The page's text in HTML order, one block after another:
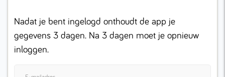
Nadat je bent ingelogd onthoudt de app je
gegevens 3 dagen. Na 3 dagen moet je opnieuw
inloggen.